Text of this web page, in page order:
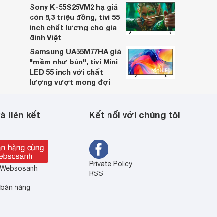
Sony K-55S25VM2 hạ giá
còn 8,3 triệu đồng, tivi 55
inch chất lượng cho gia
đình Việt
Samsung UA55M77HA giá
"mềm như bún", tivi Mini
LED 55 inch với chất
lượng vượt mong đợi
liên kết
hàng
Kết nối với chúng tôi
Private Policy
RSS